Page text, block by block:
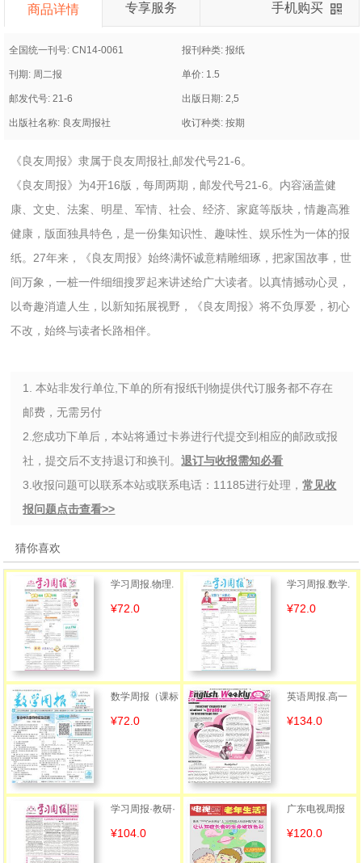
商品详情 专享服务 手机购买
全国统一刊号: CN14-0061 报刊种类: 报纸
刊期: 周二报 单价: 1.5
邮发代号: 21-6 出版日期: 2,5
出版社名称: 良友周报社 收订种类: 按期
《良友周报》隶属于良友周报社,邮发代号21-6。
《良友周报》为4开16版，每周两期，邮发代号21-6。内容涵盖健
康、文史、法案、明星、军情、社会、经济、家庭等版块，情趣高雅
健康，版面独具特色，是一份集知识性、趣味性、娱乐性为一体的报
纸。27年来，《良友周报》始终满怀诚意精雕细琢，把家国故事，世
间万象，一桩一件细细搜罗起来讲述给广大读者。以真情撼动心灵，
以奇趣消遣人生，以新知拓展视野，《良友周报》将不负厚爱，初心
不改，始终与读者长路相伴。
1. 本站非发行单位,下单的所有报纸刊物提供代订服务都不存在
邮费，无需另付
2.您成功下单后，本站将通过卡券进行代提交到相应的邮政或报
社，提交后不支持退订和换刊。退订与收报需知必看
3.收报问题可以联系本站或联系电话：11185进行处理，常见收
报问题点击查看>>
猜你喜欢
学习周报.物理.
人教八年级
¥72.0
学习周报.数学.
人教中考版
¥72.0
数学周报（课标
高一A）
¥72.0
英语周报.高一
课标综合
¥134.0
学习周报·教研·
综合版
¥104.0
广东电视周报
¥120.0